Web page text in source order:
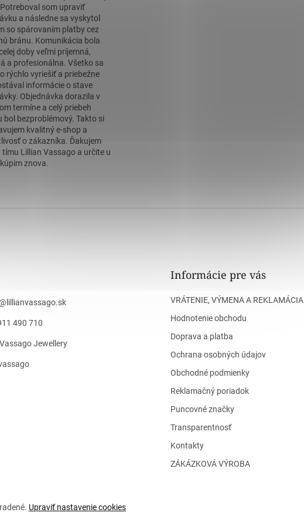
som upraviť
a následne sa vyskytol
so spárovaním platby cez
bránu. Komunikácia bola
doby veľmi príjemná,
a profesionálna. Všetko sa
rýchlo vyriešiť a priebežne
informácie o stave
Objednávka dorazila v
termíne a celý priebeh
bol bezproblémový. Takto si
kvalitný e-shop a
o zákazníka. Ďakujem
tímu Lillian Vassago a určite u
znova.
lillianvassago.sk
490 710
Jewellery
Informácie pre vás
VRÁTENIE, VÝMENA A REKLAMÁCIA
Hodnotenie obchodu
Doprava a platba
Ochrana osobných údajov
Obchodné podmienky
Reklamačný poriadok
Puncovné značky
Transparentnosť
Kontakty
ZÁKÁZKOVÁ VÝROBA
Upraviť nastavenie cookies